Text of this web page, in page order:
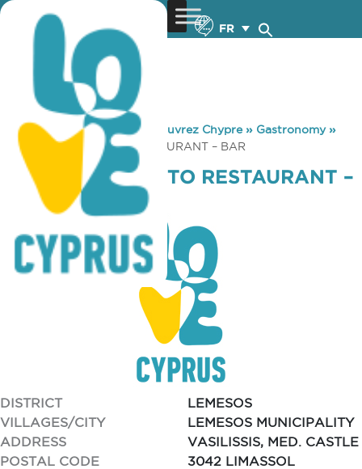
FR
You are here: Home »Découvrez Chypre» Gastronomy»
ARTIMA – STRETTO RESTAURANT – BAR
ARTIMA – STRETTO RESTAURANT –
BAR
DISTRICT
LEMESOS
VILLAGES/CITY
LEMESOS MUNICIPALITY
ADDRESS
VASILISSIS, MED. CASTLE
POSTAL CODE
3042 LIMASSOL